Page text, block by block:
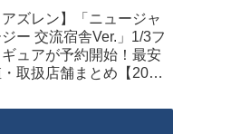
Here Together』の無
配布が来週2026年8月14
午前0時までの期間限定
開始！
アズレン】「ニュージャ
ー 交流宿舎Ver.」1/3フ
ギュアが予約開始！最安
取扱店舗まとめ【2027